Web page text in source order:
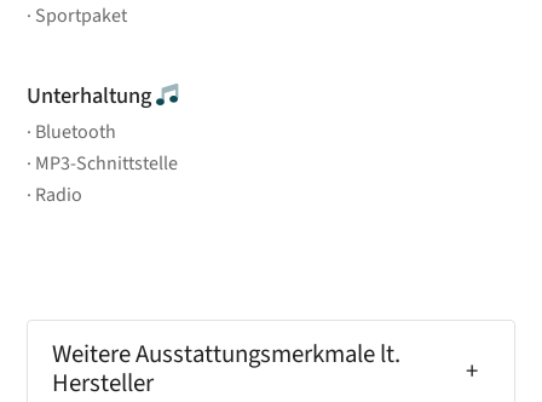
Sportpaket
Unterhaltung
Bluetooth
MP3-Schnittstelle
Radio
Weitere Ausstattungsmerkmale lt.
Hersteller